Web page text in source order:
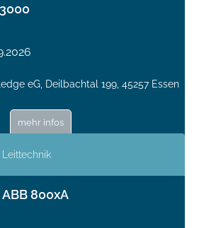
eG, Deilbachtal 199, 45257 Essen
mehr infos
800xA